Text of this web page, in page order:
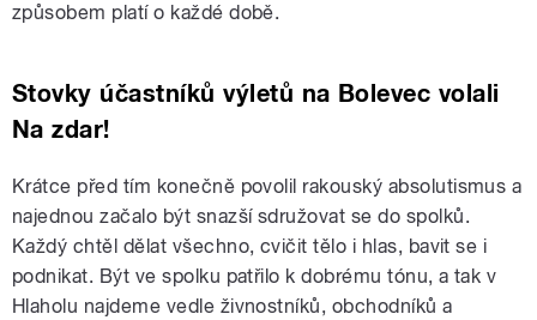
způsobem platí o každé době.
Stovky účastníků výletů na Bolevec volali
Na zdar!
Krátce před tím konečně povolil rakouský absolutismus a
najednou začalo být snazší sdružovat se do spolků.
Každý chtěl dělat všechno, cvičit tělo i hlas, bavit se i
podnikat. Být ve spolku patřilo k dobrému tónu, a tak v
Hlaholu najdeme vedle živnostníků, obchodníků a